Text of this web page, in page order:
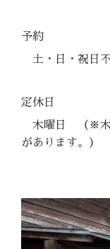
予約
土・日・祝日不
定休日
木曜日
（※木
があります。）